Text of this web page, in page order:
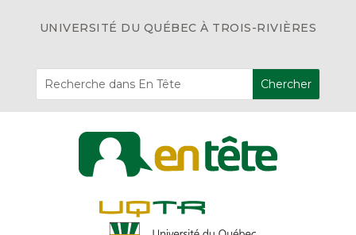
UNIVERSITÉ DU QUÉBEC À TROIS-RIVIÈRES